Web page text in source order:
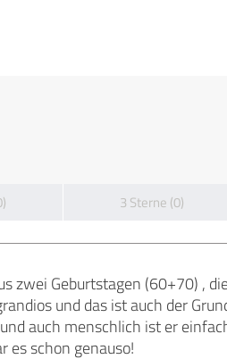
3 Sterne (0)
zwei Geburtstagen (60+70) ,
und das ist auch der
auch menschlich ist er
es schon genauso!